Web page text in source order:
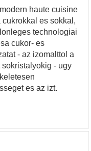
haute cuisine
es sokkal,
technologiai
cukor- es
- az izomalttol a
- ugy
es az izt.